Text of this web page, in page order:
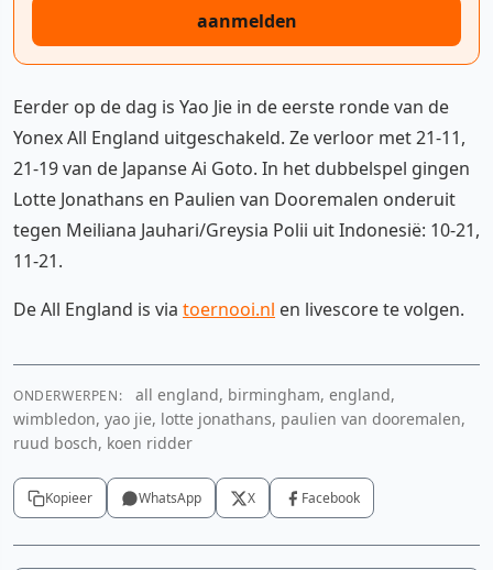
aanmelden
Eerder op de dag is Yao Jie in de eerste ronde van de
Yonex All England uitgeschakeld. Ze verloor met 21-11,
21-19 van de Japanse Ai Goto. In het dubbelspel gingen
Lotte Jonathans en Paulien van Dooremalen onderuit
tegen Meiliana Jauhari/Greysia Polii uit Indonesië: 10-21,
11-21.
De All England is via toernooi.nl en livescore te volgen.
ONDERWERPEN:
all england, birmingham, england,
wimbledon, yao jie, lotte jonathans, paulien van dooremalen,
ruud bosch, koen ridder
Kopieer WhatsApp X Facebook